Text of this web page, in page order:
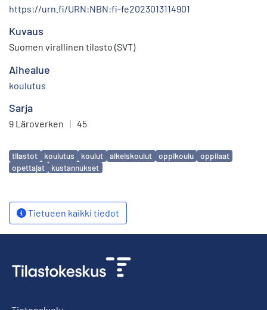
https://urn.fi/URN:NBN:fi-fe2023013114901
Kuvaus
Suomen virallinen tilasto (SVT)
Aihealue
koulutus
Sarja
9 Läroverken | 45
Avainsanat
tilastot koulutus koulut alkeiskoulut oppikoulu
oppilaat
opettajat
kustannukset
Tietueen kaikki tiedot